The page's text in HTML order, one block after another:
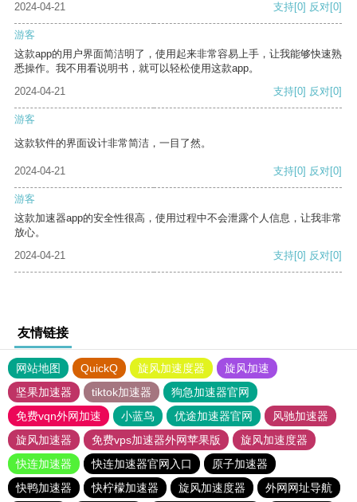
2024-04-21
支持[0] 反对[0]
游客
这款app的用户界面简洁明了，使用起来非常容易上手，让我能够快速熟
悉操作。我不用看说明书，就可以轻松使用这款app。
2024-04-21
支持[0] 反对[0]
游客
这款软件的界面设计非常简洁，一目了然。
2024-04-21 支持[0] 反对[0]
游客
这款加速器app的安全性很高，使用过程中不会泄露个人信息，让我非常
放心。
2024-04-21
支持[0] 反对[0]
友情链接
网站地图 QuickQ 旋风加速度器
旋风加速
坚果加速器
tiktok加速器
狗急加速器官网
免费vqn外网加速
小蓝鸟 优途加速器官网
风驰加速器
旋风加速器
免费vps加速器外网苹果版
旋风加速度器
快连加速器
快连加速器官网入口
原子加速器
快鸭加速器
快柠檬加速器 旋风加速度器 外网网址导航